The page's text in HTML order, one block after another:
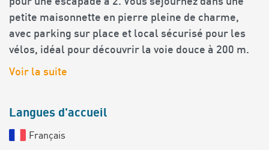
petite maisonnette en pierre pleine de charme,
avec parking sur place et local sécurisé pour les
vélos, idéal pour découvrir la voie douce à 200 m.
Voir la suite
Langues d'accueil
Français